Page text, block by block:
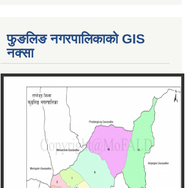
फुङलिङ नगरपालिकाको GIS
नक्सा